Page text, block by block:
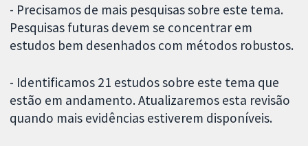
- Precisamos de mais pesquisas sobre este tema.
Pesquisas futuras devem se concentrar em
estudos bem desenhados com métodos robustos.
- Identificamos 21 estudos sobre este tema que
estão em andamento. Atualizaremos esta revisão
quando mais evidências estiverem disponíveis.